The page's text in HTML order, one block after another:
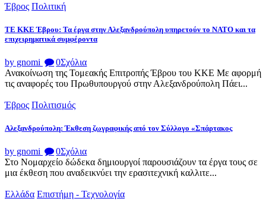
Έβρος Πολιτική
ΤΕ ΚΚΕ Έβρου: Τα έργα στην Αλεξανδρούπολη υπηρετούν το ΝΑΤΟ και τα
επιχειρηματικά συμφέροντα
by gnomi 0Σχόλια
Ανακοίνωση της Τομεακής Επιτροπής Έβρου του ΚΚΕ Με αφορμή
τις αναφορές του Πρωθυπουργού στην Αλεξανδρούπολη Πάει...
Έβρος Πολιτισμός
Αλεξανδρούπολη: Έκθεση ζωγραφικής από τον Σύλλογο «Σπάρτακος
by gnomi 0Σχόλια
Στο Νομαρχείο δώδεκα δημιουργοί παρουσιάζουν τα έργα τους σε
μια έκθεση που αναδεικνύει την ερασιτεχνική καλλιτε...
Ελλάδα Επιστήμη - Τεχνολογία